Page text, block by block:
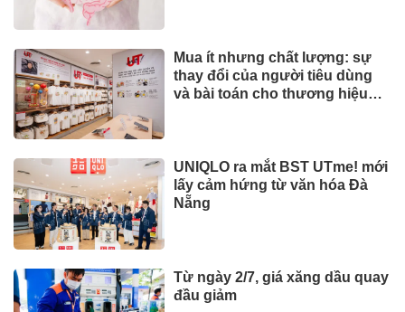
Mua ít nhưng chất lượng: sự
thay đổi của người tiêu dùng
và bài toán cho thương hiệu
UNIQLO ra mắt BST UTme! mới
lấy cảm hứng từ văn hóa Đà
Nẵng
Từ ngày 2/7, giá xăng dầu quay
đầu giảm